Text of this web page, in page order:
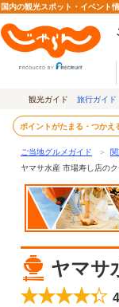
国内の観光スポット・イベント
観光ガイド 旅行ガイド
ポイントがたまる・つかえ
ご当地グルメガイド ＞
ヤマサ水産 市場寿し店の
ヤマサ